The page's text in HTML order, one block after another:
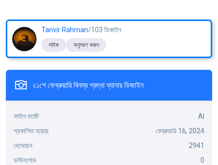
Tanvir Rahman/103 ডিজাইন
লাইক অনুসরণ করুন
২১শে ফেব্রুয়ারি বিনম্র শ্রদ্ধা ব্যানার ডিজাইন
ফাইল ফর্মেট
AI
প্রকাশিত হয়েছে
ফেব্রুয়ারি 16, 2024
দেখেছেন
2941
ডাউনলোড
0